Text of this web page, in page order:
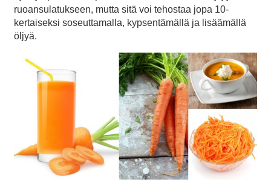
ruoansulatukseen, mutta sitä voi tehostaa jopa 10-
kertaiseksi soseuttamalla, kypsentämällä ja lisäämällä
öljyä.